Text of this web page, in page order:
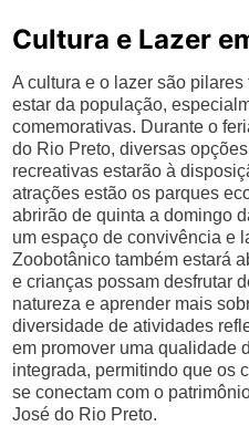
Cultura e Lazer
A cultura e o lazer são
estar da população,
comemorativas. Durante o
do Rio Preto, diversas
recreativas estarão à
atrações estão os parques
abrirão de quinta a domingo
um espaço de convivência e
Zoobotânico também estará
e crianças possam desfrutar
natureza e aprender mais
diversidade de atividades
em promover uma qualidade
integrada, permitindo que os
se conectam com o
José do Rio Preto.